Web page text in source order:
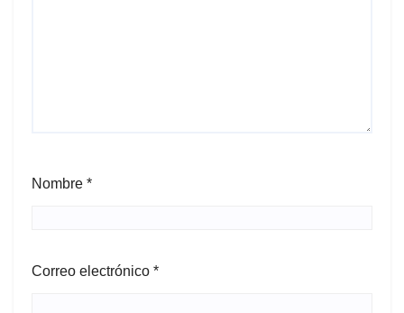
Nombre *
Correo electrónico *